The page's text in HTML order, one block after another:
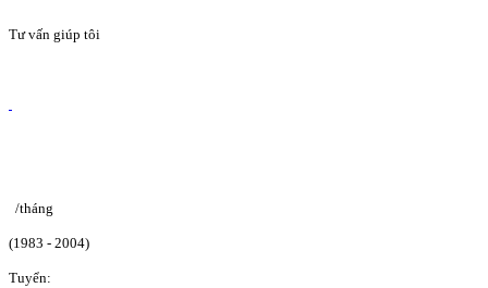
Tư vấn giúp tôi
/tháng
(1983 - 2004)
Tuyển: